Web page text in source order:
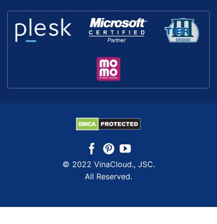
© 2022 VinaCloud., JSC.
All Reserved.